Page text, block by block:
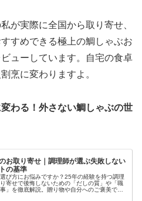
が実際に全国から取り寄せ、
すめできる極上の鯛しゃぶお
ューしています。自宅の食卓
烹に変わりますよ。
わる！外さない鯛しゃぶの世
お取り寄せ｜調理師が選ぶ失敗しない
の基準
び方にお悩みですか？25年の経験を持つ調理
寄せで後悔しないための「だしの質」や「職
」を徹底解説。贈り物や自分へのご褒美で失